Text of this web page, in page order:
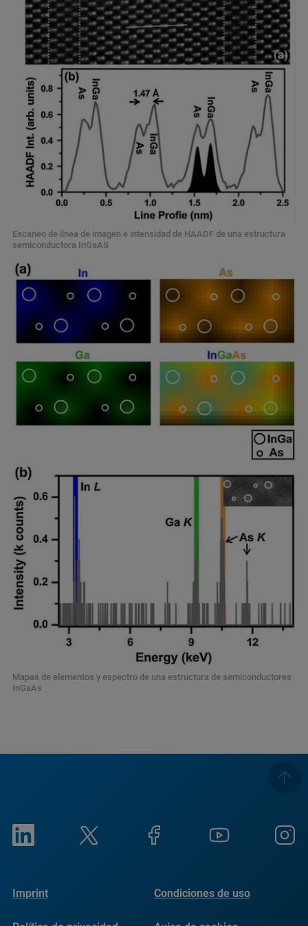
Escaneo de línea de imagen e intensidad de HAADF de una estructura
semiconductora InGaAS
Mapas de elementos y espectro de una estructura de semiconductores
InGaAs
Imprint Condiciones de uso